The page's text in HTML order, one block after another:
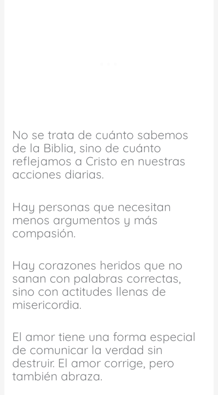
No se trata de cuánto sabemos
de la Biblia, sino de cuánto
reflejamos a Cristo en nuestras
acciones diarias.
Hay personas que necesitan
menos argumentos y más
compasión.
Hay corazones heridos que no
sanan con palabras correctas,
sino con actitudes llenas de
misericordia.
El amor tiene una forma especial
de comunicar la verdad sin
destruir. El amor corrige, pero
también abraza.